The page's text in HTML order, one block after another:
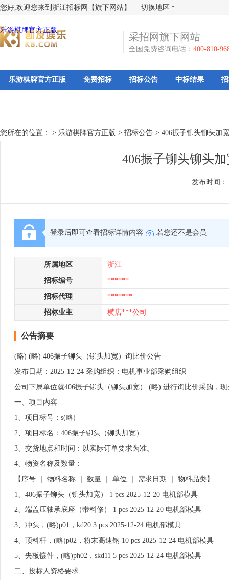
您好,欢迎您来到浙江招标网【旗下网站】 切换地区
乐游棋牌官方正版
采招网旗下网站
全国免费咨询电话： 400-810-
乐游棋牌官方正版 免费招标 招标公告 中标结果
您所在的位置： > 乐游棋牌官方正版 > 招标公告 > 406振子铆头铆头加
406振子铆头铆头
发布时间：
登录后即可查看招标详情内容 若您还不是会员
所属地区 浙江
招标编号 ******
招标代理 *******
招标业主 横店***公司
公告摘要
(略) (略) 406振子铆头（铆头加宽）询比价公告
发布日期：2025-12-24 采购组织：电机事业部采购组织
公司下属单位就406振子铆头（铆头加宽） (略) 进行询比价采购，
一、项目内容
1、项目标号：s(略)
2、项目标名：406振子铆头（铆头加宽）
3、交货地点和时间：以实际订单要求为准。
4、物资名称及数量：
【序号 ｜ 物料名称 ｜ 数量 ｜ 单位 ｜ 需求日期 ｜ 物料品类】
1、406振子铆头（铆头加宽） 1 pcs 2025-12-20 电机部模具
2、端盖压轴承底座（带料修） 1 pcs 2025-12-20 电机部模具
3、冲头，(略)p01，kd20 3 pcs 2025-12-24 电机部模具
4、顶料杆，(略)p02，粉末高速钢 10 pcs 2025-12-24 电机部模具
5、夹板镶件，(略)ph02，skd11 5 pcs 2025-12-24 电机部模具
二、投标人资格要求